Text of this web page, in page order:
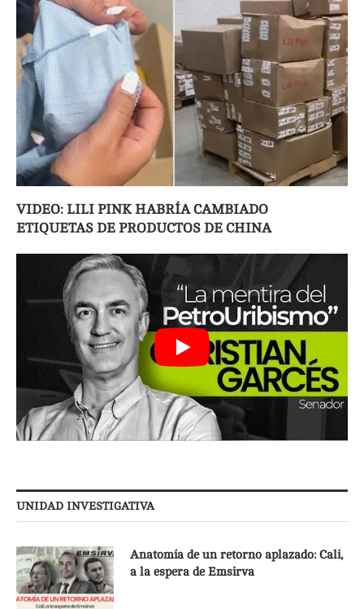
VIDEO: LILI PINK HABRÍA CAMBIADO
ETIQUETAS DE PRODUCTOS DE CHINA
UNIDAD INVESTIGATIVA
Anatomía de un retorno aplazado: Cali,
a la espera de Emsirva